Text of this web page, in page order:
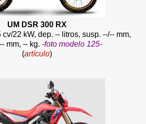
UM DSR 300 RX
22 kW, dep. -- litros, susp. --/-- mm,
mm, -- kg. -foto modelo 125-
(artículo)